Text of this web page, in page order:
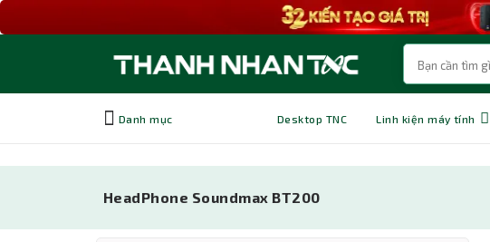
Danh mục Desktop TNC Linh kiện máy tính
HeadPhone Soundmax BT200